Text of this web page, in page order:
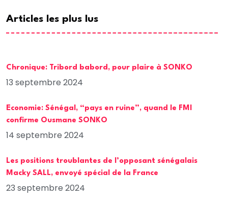
Articles les plus lus
Chronique: Tribord babord, pour plaire à SONKO
13 septembre 2024
Economie: Sénégal, “pays en ruine”, quand le FMI
confirme Ousmane SONKO
14 septembre 2024
Les positions troublantes de l’opposant sénégalais
Macky SALL, envoyé spécial de la France
23 septembre 2024